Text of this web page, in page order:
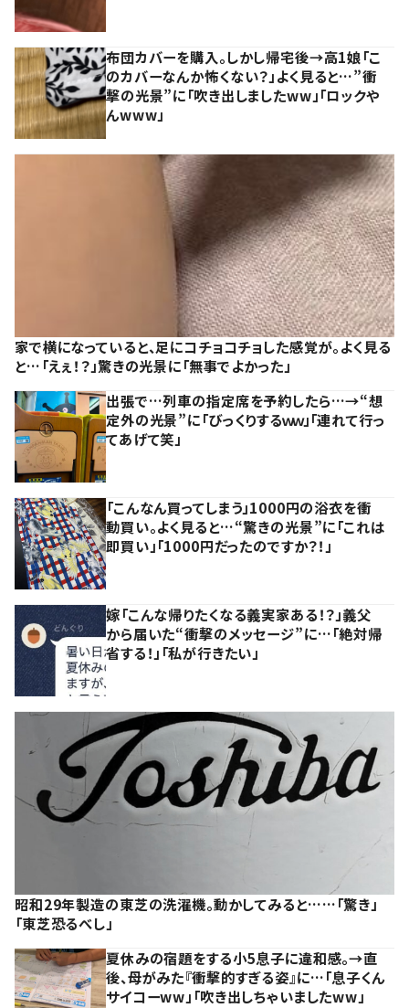
布団カバーを購入。しかし帰宅後→高1娘「こ
のカバーなんか怖くない？」よく見ると…”衝
撃の光景”に「吹き出しましたww」「ロックや
んwww」
家で横になっていると、足にコチョコチョした感覚が。よく見る
と…「えぇ！？」驚きの光景に「無事でよかった」
出張で…列車の指定席を予約したら…→“想
定外の光景”に「びっくりするｗｗ」「連れて行っ
てあげて笑」
「こんなん買ってしまう」1000円の浴衣を衝
動買い。よく見ると…“驚きの光景”に「これは
即買い」「1000円だったのですか？！」
嫁「こんな帰りたくなる義実家ある！？」義父
から届いた“衝撃のメッセージ”に…「絶対帰
省する！」「私が行きたい」
昭和29年製造の東芝の洗濯機。動かしてみると……「驚き」
「東芝恐るべし」
夏休みの宿題をする小5息子に違和感。→直
後、母がみた『衝撃的すぎる姿』に…「息子くん
サイコーww」「吹き出しちゃいましたww」